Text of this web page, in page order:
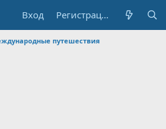
Вход Регистрация
путешествия